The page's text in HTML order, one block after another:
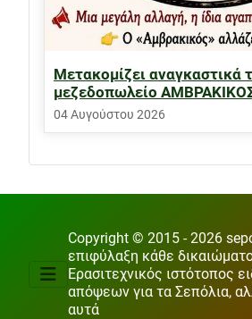
Μετακομίζει αναγκαστικά
μεζεδοπωλείο
04 Αυγούστου 2026
Copyright © 2015 - 2026
επιφύλαξη κάθε
Ερασιτεχνικός ιστότοπος
απόψεων για τα Σεπόλια,
αυτά